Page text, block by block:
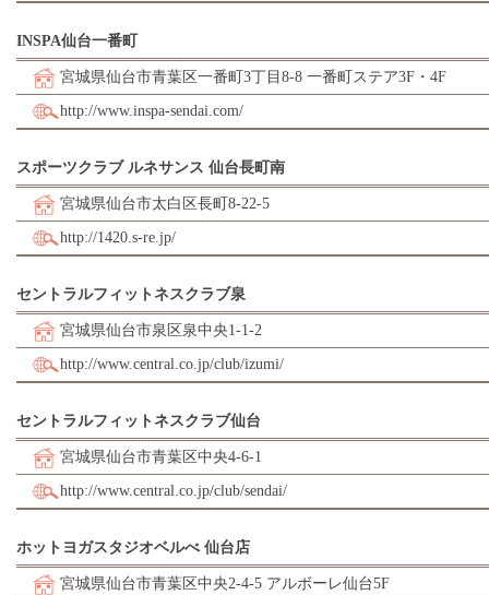
INSPA仙台一番町
宮城県仙台市青葉区一番町3丁目8-8 一番町ステア3F・4F
http://www.inspa-sendai.com/
スポーツクラブ ルネサンス 仙台長町南
宮城県仙台市太白区長町8-22-5
http://1420.s-re.jp/
セントラルフィットネスクラブ泉
宮城県仙台市泉区泉中央1-1-2
http://www.central.co.jp/club/izumi/
セントラルフィットネスクラブ仙台
宮城県仙台市青葉区中央4-6-1
http://www.central.co.jp/club/sendai/
ホットヨガスタジオベルべ 仙台店
宮城県仙台市青葉区中央2-4-5 アルボーレ仙台5F